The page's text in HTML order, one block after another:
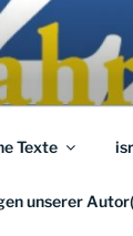
Texte
unserer